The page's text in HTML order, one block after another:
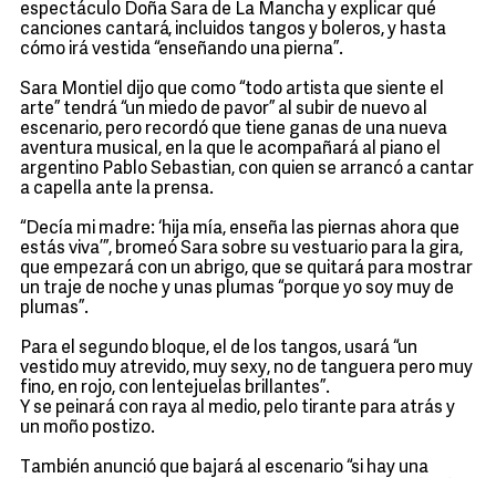
espectáculo Doña Sara de La Mancha y explicar qué
canciones cantará, incluidos tangos y boleros, y hasta
cómo irá vestida “enseñando una pierna”.
Sara Montiel dijo que como “todo artista que siente el
arte” tendrá “un miedo de pavor” al subir de nuevo al
escenario, pero recordó que tiene ganas de una nueva
aventura musical, en la que le acompañará al piano el
argentino Pablo Sebastian, con quien se arrancó a cantar
a capella ante la prensa.
“Decía mi madre: ‘hija mía, enseña las piernas ahora que
estás viva’”, bromeó Sara sobre su vestuario para la gira,
que empezará con un abrigo, que se quitará para mostrar
un traje de noche y unas plumas “porque yo soy muy de
plumas”.
Para el segundo bloque, el de los tangos, usará “un
vestido muy atrevido, muy sexy, no de tanguera pero muy
fino, en rojo, con lentejuelas brillantes”.
Y se peinará con raya al medio, pelo tirante para atrás y
un moño postizo.
También anunció que bajará al escenario “si hay una